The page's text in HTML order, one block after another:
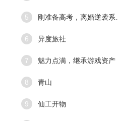
5
6 异度旅社
7 魅力点满，继承游戏资产
8 青山
9 仙工开物